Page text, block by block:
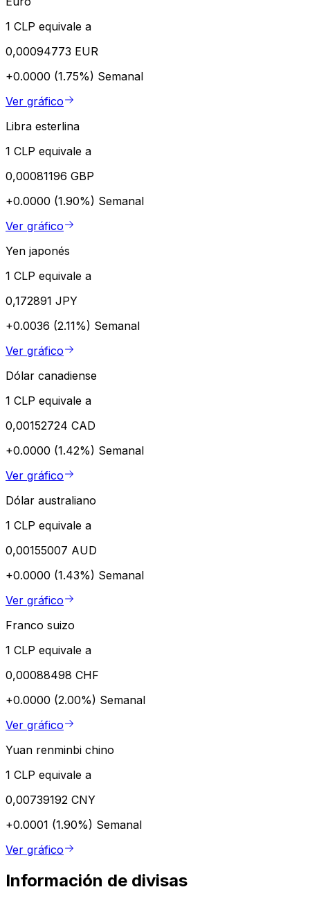
1 CLP equivale a
0,00094773 EUR
+0.0000 (1.75%) Semanal
Ver gráfico
Libra esterlina
1 CLP equivale a
0,00081196 GBP
+0.0000 (1.90%) Semanal
Ver gráfico
Yen japonés
1 CLP equivale a
0,172891 JPY
+0.0036 (2.11%) Semanal
Ver gráfico
Dólar canadiense
1 CLP equivale a
0,00152724 CAD
+0.0000 (1.42%) Semanal
Ver gráfico
Dólar australiano
1 CLP equivale a
0,00155007 AUD
+0.0000 (1.43%) Semanal
Ver gráfico
Franco suizo
1 CLP equivale a
0,00088498 CHF
+0.0000 (2.00%) Semanal
Ver gráfico
Yuan renminbi chino
1 CLP equivale a
0,00739192 CNY
+0.0001 (1.90%) Semanal
Ver gráfico
Información de divisas